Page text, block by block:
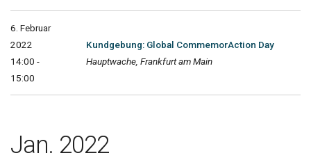
6. Februar
2022
14:00 -
15:00
Kundgebung: Global CommemorAction Day
Hauptwache, Frankfurt am Main
Jan. 2022